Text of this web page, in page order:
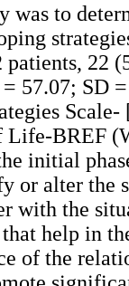
was to
22
57.07; SD
BREF
initial
or alter the
with the
help in
of the